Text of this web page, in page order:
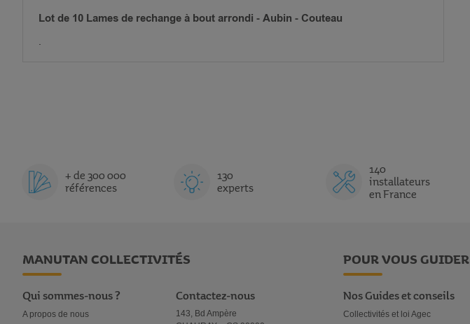
Lot de 10 Lames de rechange à bout arrondi - Aubin - Couteau
+ de 300 000
références
130
experts
140
installateurs
en France
MANUTAN COLLECTIVITÉS
Qui sommes-nous ?
A propos de nous
Contactez-nous
143, Bd Ampère
POUR VOUS GUIDER
Nos Guides et conseils
Collectivités et loi Agec